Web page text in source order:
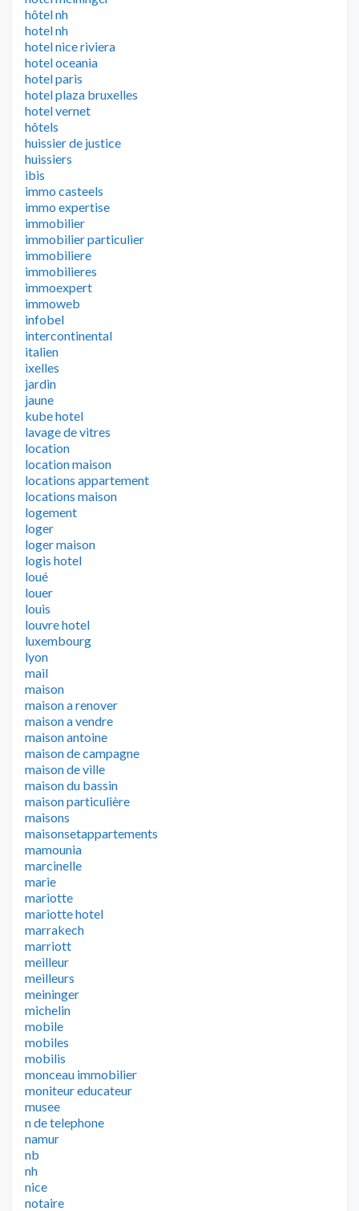
hôtel nh
hotel nh
hotel nice riviera
hotel oceania
hotel paris
hotel plaza bruxelles
hotel vernet
hôtels
huissier de justice
huissiers
ibis
immo casteels
immo expertise
immobilier
immobilier particulier
immobiliere
immobilieres
immoexpert
immoweb
infobel
intercontinental
italien
ixelles
jardin
jaune
kube hotel
lavage de vitres
location
location maison
locations appartement
locations maison
logement
loger
loger maison
logis hotel
loué
louer
louis
louvre hotel
luxembourg
lyon
mail
maison
maison a renover
maison a vendre
maison antoine
maison de campagne
maison de ville
maison du bassin
maison particulière
maisons
maisonsetappartements
mamounia
marcinelle
marie
mariotte
mariotte hotel
marrakech
marriott
meilleur
meilleurs
meininger
michelin
mobile
mobiles
mobilis
monceau immobilier
moniteur educateur
musee
n de telephone
namur
nb
nh
nice
notaire